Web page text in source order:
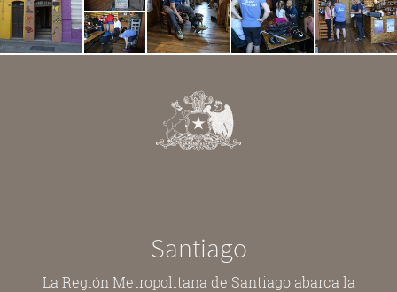
Santiago
La Región Metropolitana de Santiago abarca la